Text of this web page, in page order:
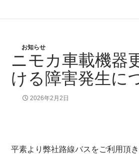
お知らせ
ニモカ車載機器
ける障害発生に
2026年2月2日
平素より弊社路線バスをご利用頂